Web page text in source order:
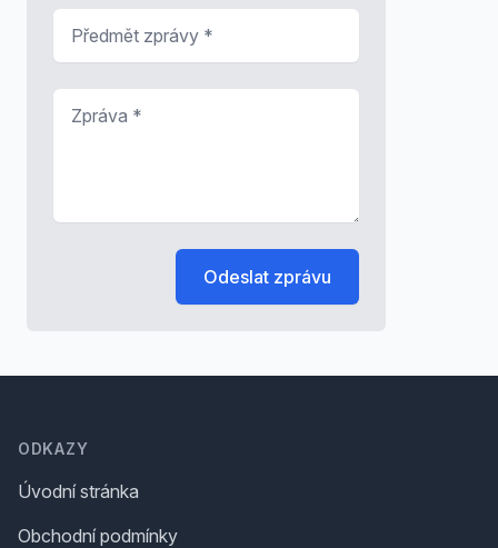
Odeslat zprávu
ODKAZY
Úvodní stránka
Obchodní podmínky